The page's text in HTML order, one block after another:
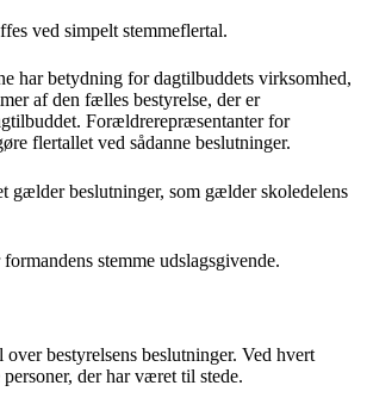
ved simpelt stemmeflertal.
har betydning for dagtilbuddets virksomhed,
af den fælles bestyrelse, der er
Forældrerepræsentanter for
flertallet ved sådanne beslutninger.
gælder beslutninger, som gælder skoledelens
stemme udslagsgivende.
bestyrelsens beslutninger. Ved hvert
der har været til stede.